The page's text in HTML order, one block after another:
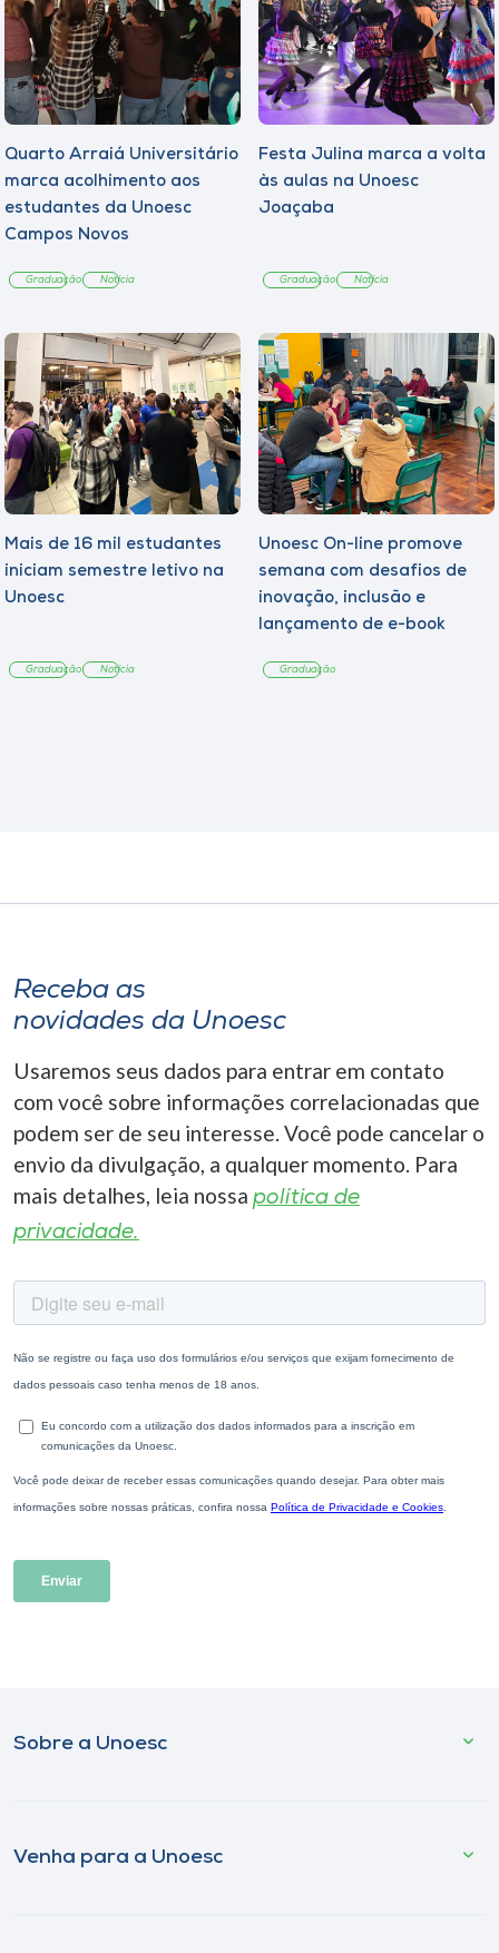
Quarto Arraiá Universitário
marca acolhimento aos
estudantes da Unoesc
Campos Novos
Graduação Notícia
Festa Julina marca a volta
às aulas na Unoesc
Joaçaba
Graduação Notícia
Mais de 16 mil estudantes
iniciam semestre letivo na
Unoesc
Graduação Notícia
Unoesc On-line promove
semana com desafios de
inovação, inclusão e
lançamento de e-book
Graduação
Receba as
novidades da Unoesc
Usaremos seus dados para entrar em contato
com você sobre informações correlacionadas que
podem ser de seu interesse. Você pode cancelar o
envio da divulgação, a qualquer momento. Para
mais detalhes, leia nossa política de
privacidade.
Sobre a Unoesc
Venha para a Unoesc